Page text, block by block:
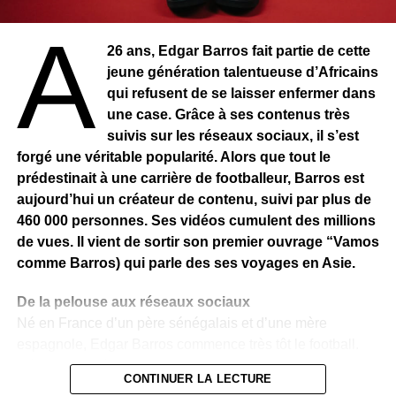
Pourquoi ‘‘The Village’’ ?
Pourquoi avoir choisi “The Village” comme titre de ce
nouvel opus ? Cet album est avant tout une ‘‘expérience
de voyage’’ dit l’artiste, qui découle de ses pérégrinations
à travers le monde. Il fait écho au vécu de l’artiste. Dans
cet environnement musical, le monde n’est pas ‘‘un
village artificiel ; mais un village en miniature’’ où
cohabite divers peuples. Bo Diaw, en tant
qu’ambassadeur de la culture sénégalaise, a voulu
‘‘vendre à sa manière la destination Sénégal’’, avec ses
le Sénégal, créant un écosystème musical africain, avec
en place une vraie industrie musicale au Sénégal.
À
26 ans, Edgar Barros fait partie de cette
jeune génération talentueuse d’Africains
qui refusent de se laisser enfermer dans
une case. Grâce à ses contenus très
suivis sur les réseaux sociaux, il s’est
forgé une véritable popularité. Alors que tout le
prédestinait à une carrière de footballeur, Barros est
aujourd’hui un créateur de contenu, suivi par plus de
460 000 personnes. Ses vidéos cumulent des millions
de vues. Il vient de sortir son premier ouvrage “Vamos
comme Barros) qui parle des ses voyages en Asie.
De la pelouse aux réseaux sociaux
Né en France d’un père sénégalais et d’une mère
Très vite, il intègre l’US Torcy, un club formateur reconnu,
où il évolue aux côtés de Randal Kolo-Muani. À 19 ans,
CONTINUER LA LECTURE